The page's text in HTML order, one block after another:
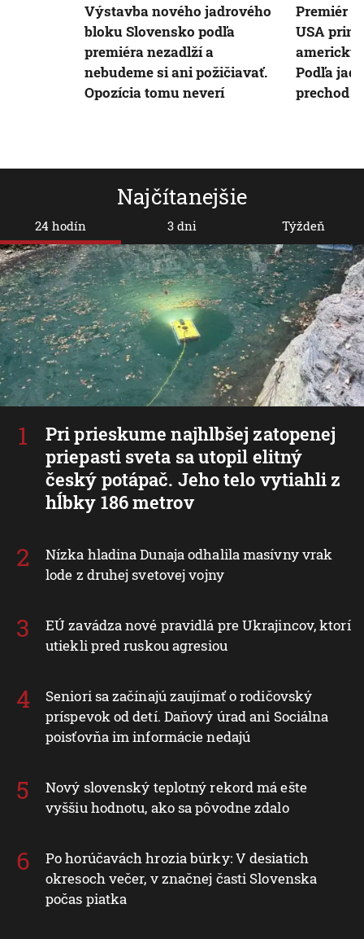
Najčítanejšie
24 hodín
Pri prieskume najhlbšej zatopenej
priepasti sveta sa utopil elitný
český potápač. Jeho telo vytiahli z
hĺbky 186 metrov
Nízka hladina Dunaja odhalila masívny vrak
lode z druhej svetovej vojny
EÚ zavádza nové pravidlá pre Ukrajincov, ktorí
utiekli pred ruskou agresiou
Seniori sa začínajú zaujímať o rodičovský
príspevok od detí. Daňový úrad ani Sociálna
poisťovňa im informácie nedajú
Nový slovenský teplotný rekord má ešte
vyššiu hodnotu, ako sa pôvodne zdalo
Po horúčavách hrozia búrky: V desiatich
okresoch večer, v značnej časti Slovenska
počas piatka
3 dni Týždeň
Výstavba nového jadrového
bloku Slovensko podľa
premiéra nezadlží a
nebudeme si ani požičiavať.
Opozícia tomu neverí
Premiér
USA
Podľa
prechod